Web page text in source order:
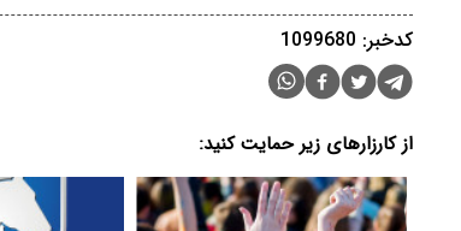
کدخبر: 1099680
از کارزارهای زیر حمایت کنید: